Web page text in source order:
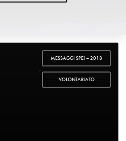
MESSAGGI SPEI – 2018
,
VOLONTARIATO